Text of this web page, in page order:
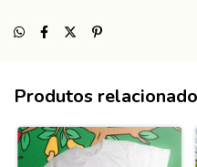
Produtos